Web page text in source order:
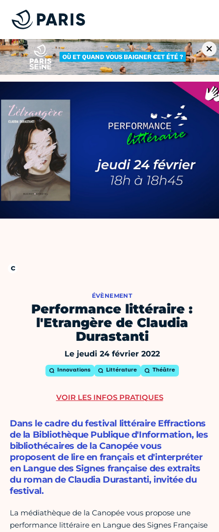
ÉVÈNEMENT
Performance littéraire :
l'Etrangère de Claudia
Durastanti
Le jeudi 24 février 2022
Innovations Littérature Théâtre
Dans le cadre du festival littéraire Effractions
de la Bibliothèque Publique d'Information, les
bibliothécaires de la Canopée vous
proposent de lire en français et d'interpréter
en Langue des Signes française des extraits
du roman de Claudia Durastanti, invitée du
festival.
La médiathèque de la Canopée vous propose une
performance littéraire en Langue des Signes Française
VOIR LES INFOS PRATIQUES